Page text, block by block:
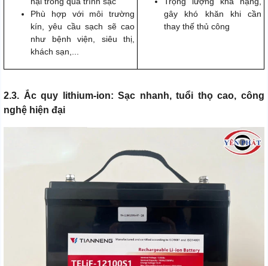
Phù hợp với môi trường
kín, yêu cầu sạch sẽ cao
như bệnh viện, siêu thị,
khách sạn,...
gây khó khăn khi cần
thay thế thủ công
2.3. Ắc quy lithium-ion: Sạc nhanh, tuổi thọ cao, công
nghệ hiện đại